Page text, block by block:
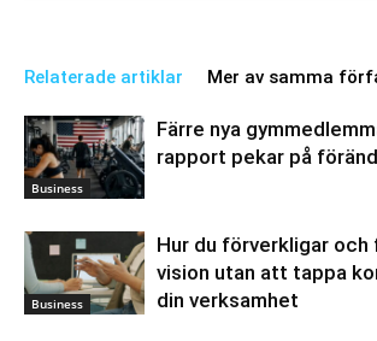
Relaterade artiklar Mer av samma
Business
Färre nya
rapport pekar på
Business
Hur du förverkligar och
vision utan att tappa
din verksamhet